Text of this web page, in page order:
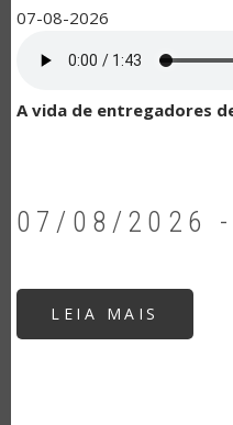
07-08-2026
A vida de entregadores
07/08/2026 -
LEIA MAIS
-